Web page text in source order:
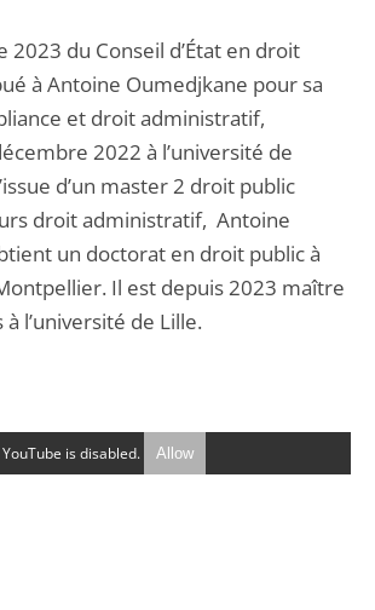
2023 du Conseil d’État en droit
à Antoine Oumedjkane pour sa
et droit administratif,
2022 à l’université de
d’un master 2 droit public
droit administratif, Antoine
un doctorat en droit public à
Il est depuis 2023 maître
l’université de Lille.
YouTube is disabled. Allow